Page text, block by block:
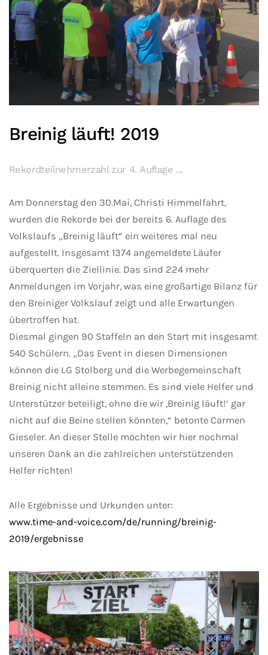
Breinig läuft! 2019
Rekordteilnehmerzahl zur 4. Auflage ...
Am Donnerstag den 30.Mai, Christi Himmelfahrt,
wurden die Rekorde bei der bereits 6. Auflage des
Volkslaufs „Breinig läuft“ ein weiteres mal neu
aufgestellt. Insgesamt 1374 angemeldete Läufer
überquerten die Ziellinie. Das sind 224 mehr
Anmeldungen im Vorjahr, was eine großartige Bilanz für
den Breiniger Volkslauf zeigt und alle Erwartungen
übertroffen hat.
Diesmal gingen 90 Staffeln an den Start mit insgesamt
540 Schülern. „Das Event in diesen Dimensionen
können die LG Stolberg und die Werbegemeinschaft
Breinig nicht alleine stemmen. Es sind viele Helfer und
Unterstützer beteiligt, ohne die wir ,Breinig läuft!‘ gar
nicht auf die Beine stellen könnten,“ betonte Carmen
Gieseler. An dieser Stelle möchten wir hier nochmal
unseren Dank an die zahlreichen unterstützenden
Helfer richten!
Alle Ergebnisse und Urkunden unter:
www.time-and-voice.com/de/running/breinig-
2019/ergebnisse